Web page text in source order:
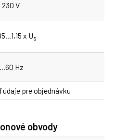
230 V
x Us
Hz
údaje pre objednávku
obvody